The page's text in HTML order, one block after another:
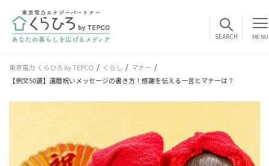
MENU
東京電力 くらひろ by TEPCO くらし
マナー
【例文50選】還暦祝いメッセージの書き方！感謝を伝える一言とマナーは？